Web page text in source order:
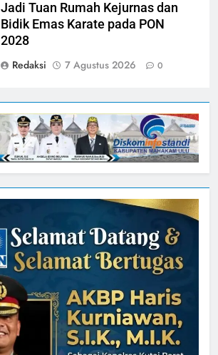
Jadi Tuan Rumah Kejurnas dan
Bidik Emas Karate pada PON
2028
Redaksi
7 Agustus 2026 0